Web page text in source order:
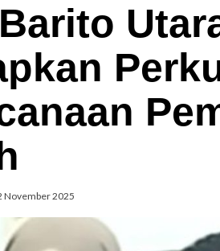
November 2025